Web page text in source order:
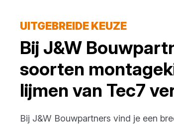
UITGEBREIDE KEUZE
Bij J&W
soorten
lijmen van Tec7
Bij J&W Bouwpartners vind je een